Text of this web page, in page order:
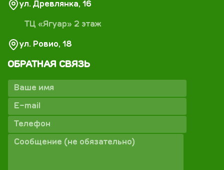
ул. Древлянка, 16
ТЦ «Ягуар» 2 этаж
ул. Ровио, 18
ОБРАТНАЯ СВЯЗЬ